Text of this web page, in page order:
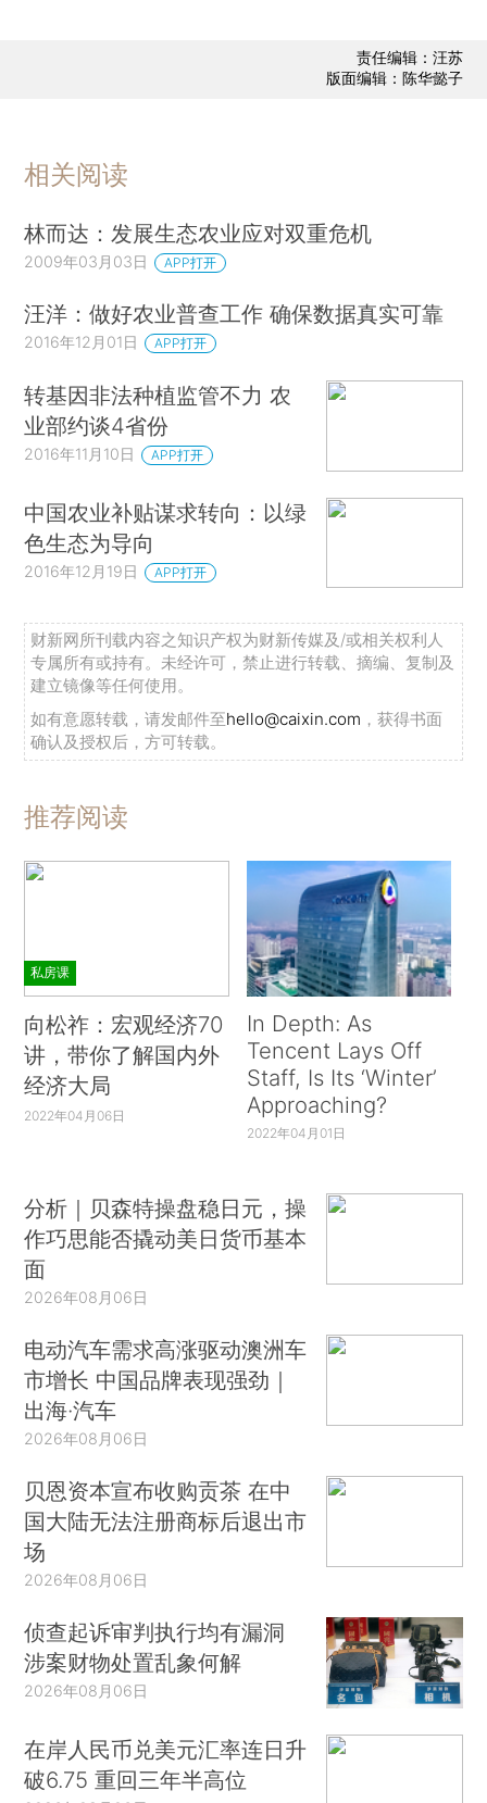
责任编辑：汪苏
版面编辑：陈华懿子
相关阅读
林而达：发展生态农业应对双重危机
2009年03月03日 APP打开
汪洋：做好农业普查工作 确保数据真实可靠
2016年12月01日 APP打开
转基因非法种植监管不力 农
业部约谈4省份
2016年11月10日 APP打开
中国农业补贴谋求转向：以绿
色生态为导向
2016年12月19日 APP打开
财新网所刊载内容之知识产权为财新传媒及/或相关权利人
专属所有或持有。未经许可，禁止进行转载、摘编、复制及
建立镜像等任何使用。
如有意愿转载，请发邮件至hello@caixin.com ，获得书面
确认及授权后，方可转载。
推荐阅读
私房课
向松祚：宏观经济70
讲，带你了解国内外
经济大局
2022年04月06日
In Depth: As
Tencent Lays Off
Staff, Is Its ‘Winter’
Approaching?
2022年04月01日
分析｜贝森特操盘稳日元，操
作巧思能否撬动美日货币基本
面
2026年08月06日
电动汽车需求高涨驱动澳洲车
市增长 中国品牌表现强劲｜
出海·汽车
2026年08月06日
贝恩资本宣布收购贡茶 在中
国大陆无法注册商标后退出市
场
2026年08月06日
侦查起诉审判执行均有漏洞
涉案财物处置乱象何解
2026年08月06日
在岸人民币兑美元汇率连日升
破6.75 重回三年半高位